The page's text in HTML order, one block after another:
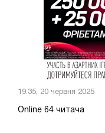
19:35, 20 червня 2025
Online 64 читача